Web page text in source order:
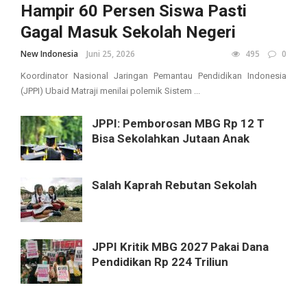
Hampir 60 Persen Siswa Pasti
Gagal Masuk Sekolah Negeri
New Indonesia Juni 25, 2026 495 0
Koordinator Nasional Jaringan Pemantau Pendidikan Indonesia
(JPPI) Ubaid Matraji menilai polemik Sistem ...
JPPI: Pemborosan MBG Rp 12 T
Bisa Sekolahkan Jutaan Anak
Salah Kaprah Rebutan Sekolah
JPPI Kritik MBG 2027 Pakai Dana
Pendidikan Rp 224 Triliun